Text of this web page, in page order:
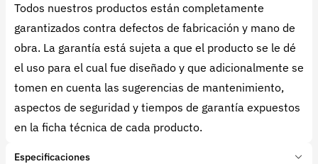
Todos nuestros productos están completamente
garantizados contra defectos de fabricación y mano de
obra. La garantía está sujeta a que el producto se le dé
el uso para el cual fue diseñado y que adicionalmente se
tomen en cuenta las sugerencias de mantenimiento,
aspectos de seguridad y tiempos de garantía expuestos
en la ficha técnica de cada producto.
Especificaciones